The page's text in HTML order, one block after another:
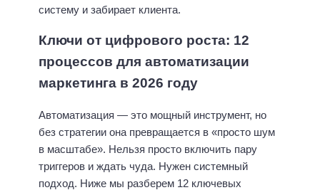
систему и забирает клиента.
Ключи от цифрового роста: 12
процессов для автоматизации
маркетинга в 2026 году
Автоматизация — это мощный инструмент, но
без стратегии она превращается в «просто шум
в масштабе». Нельзя просто включить пару
триггеров и ждать чуда. Нужен системный
подход. Ниже мы разберем 12 ключевых